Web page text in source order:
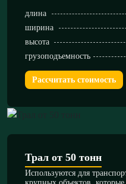
длина
ширина
высота
грузоподъемность
Рассчитать стоимость
Трал от 50 тонн
Используются для